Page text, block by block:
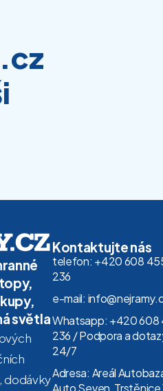
světla
dodávky
Kontaktujte nás
telefon: +420 608
236
e-mail:
Whatsapp: +420 608
236 / Podpora a
24/7
Adresa: Areál
Auto Seven, Trstěnice